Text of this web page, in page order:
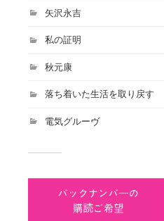
矢沢永吉
私の証明
秋元康
落ち着いた生活を取り戻す
電気グルーヴ